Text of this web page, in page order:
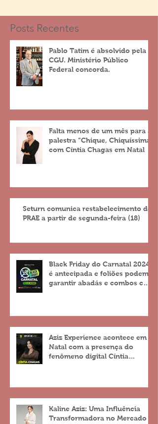
Posts Recentes
Pablo Tatim é absolvido pela
CGU. Ministério Público
Federal concorda.
Falta menos de um mês para a
palestra “Chique, Chiquíssima”
com Cíntia Chagas em Natal
Seturn comunica restabelecimento do
PRAE a partir de segunda-feira (18)
Black Friday do Carnatal 2024
é antecipada e foliões podem
garantir abadás e combos com
Aziz Experience acontece em
Natal com a presença do
fenômeno digital Cíntia
Kaline Aziz: Uma Influência
Transformadora no Mercado